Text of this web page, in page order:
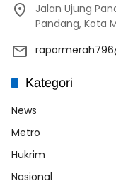
Jalan Ujung
Pandang, Kota
Kategori
News
Metro
Hukrim
Nasional